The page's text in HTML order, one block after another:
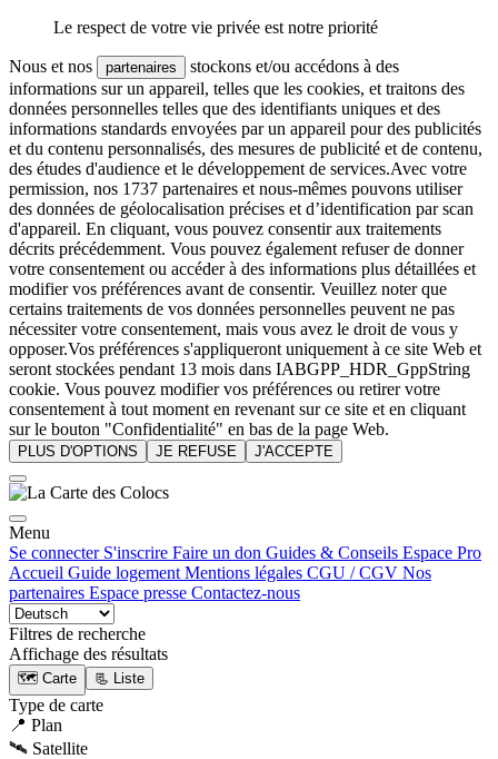
Le respect de votre vie privée est notre priorité
Nous et nos partenaires
stockons et/ou accédons à des
informations sur un appareil, telles que les cookies, et traitons des
données personnelles telles que des identifiants uniques et des
informations standards envoyées par un appareil pour des publicités
et du contenu personnalisés, des mesures de publicité et de contenu,
des études d'audience et le développement de services.Avec votre
permission, nos 1737 partenaires et nous-mêmes pouvons utiliser
des données de géolocalisation précises et d’identification par scan
d'appareil. En cliquant, vous pouvez consentir aux traitements
décrits précédemment. Vous pouvez également refuser de donner
votre consentement ou accéder à des informations plus détaillées et
modifier vos préférences avant de consentir. Veuillez noter que
certains traitements de vos données personnelles peuvent ne pas
nécessiter votre consentement, mais vous avez le droit de vous y
opposer.Vos préférences s'appliqueront uniquement à ce site Web et
seront stockées pendant 13 mois dans IABGPP_HDR_GppString
cookie. Vous pouvez modifier vos préférences ou retirer votre
consentement à tout moment en revenant sur ce site et en cliquant
sur le bouton "Confidentialité" en bas de la page Web.
PLUS D'OPTIONS JE REFUSE J'ACCEPTE
Menu
Se connecter S'inscrire Faire un don Guides & Conseils Espace Pro
Accueil Guide logement Mentions légales CGU / CGV Nos
partenaires Espace presse Contactez-nous
Filtres de recherche
Affichage des résultats
🗺️ Carte 📃 Liste
Type de carte
📍 Plan
🛰️ Satellite